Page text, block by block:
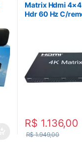
Matrix Hdmi
Hdr 60 Hz C/
R$ 1.136,00
R$1.949,00